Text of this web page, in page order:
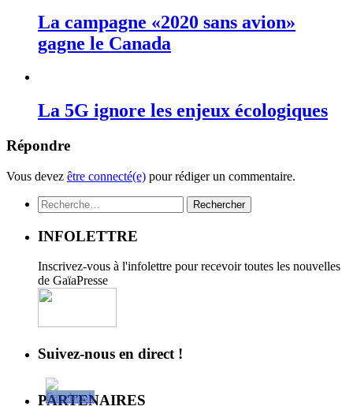
La campagne «2020 sans avion»
gagne le Canada
La 5G ignore les enjeux écologiques
Répondre
Vous devez être connecté(e) pour rédiger un commentaire.
Rechercher :
INFOLETTRE
Inscrivez-vous à l'infolettre pour recevoir toutes les nouvelles
de GaïaPresse
Suivez-nous en direct !
PARTENAIRES